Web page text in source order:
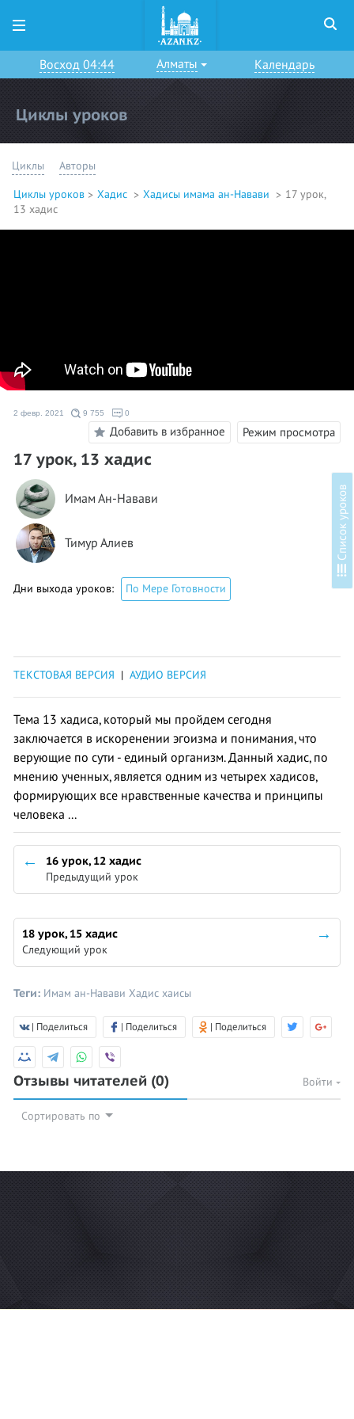
Восход 04:44 Алматы Календарь
Циклы уроков
Циклы Авторы
Циклы уроков Хадис Хадисы имама ан-Навави
17 урок,
13 хадис
2 февр. 2021 9 755 0
Добавить в избранное Режим просмотра
17 урок, 13 хадис
Имам Ан-Навави
Тимур Алиев
Дни выхода уроков: По Мере Готовности
в
ТЕКСТОВАЯ ВЕРСИЯ | АУДИО ВЕРСИЯ
Тема 13 хадиса, который мы пройдем сегодня
заключается в искоренении эгоизма и понимания, что
верующие по сути - единый организм. Данный хадис, по
мнению ученных, является одним из четырех хадисов,
формирующих все нравственные качества и принципы
человека ...
16 урок, 12 хадис
Предыдущий урок
18 урок, 15 хадис
Следующий урок
Теги: Имам ан-Навави Хадис хаисы
| Поделиться | Поделиться | Поделиться
Отзывы читателей (0) Войти
Сортировать по